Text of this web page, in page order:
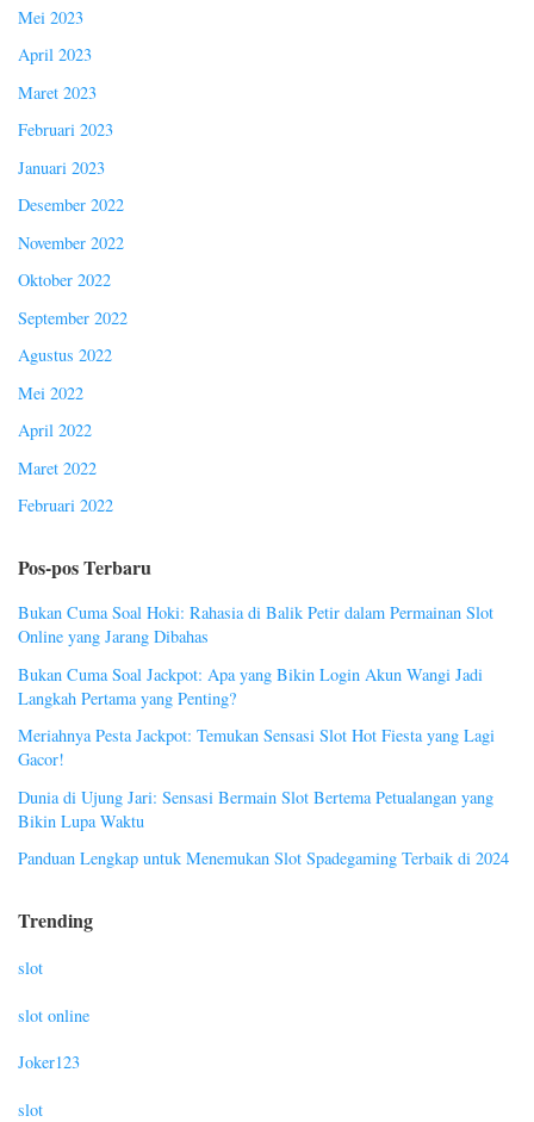
Mei 2023
April 2023
Maret 2023
Februari 2023
Januari 2023
Desember 2022
November 2022
Oktober 2022
September 2022
Agustus 2022
Mei 2022
April 2022
Maret 2022
Februari 2022
Pos-pos Terbaru
Bukan Cuma Soal Hoki: Rahasia di Balik Petir dalam Permainan Slot
Online yang Jarang Dibahas
Bukan Cuma Soal Jackpot: Apa yang Bikin Login Akun Wangi Jadi
Langkah Pertama yang Penting?
Meriahnya Pesta Jackpot: Temukan Sensasi Slot Hot Fiesta yang Lagi
Gacor!
Dunia di Ujung Jari: Sensasi Bermain Slot Bertema Petualangan yang
Bikin Lupa Waktu
Panduan Lengkap untuk Menemukan Slot Spadegaming Terbaik di 2024
Trending
slot
slot online
Joker123
slot